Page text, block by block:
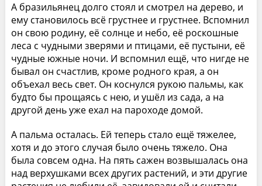
А бразильянец долго стоял и смотрел на дерево, и
ему становилось всё грустнее и грустнее. Вспомнил
он свою родину, её солнце и небо, её роскошные
леса с чудными зверями и птицами, её пустыни, её
чудные южные ночи. И вспомнил ещё, что нигде не
бывал он счастлив, кроме родного края, а он
объехал весь свет. Он коснулся рукою пальмы, как
будто бы прощаясь с нею, и ушёл из сада, а на
другой день уже ехал на пароходе домой.
А пальма осталась. Ей теперь стало ещё тяжелее,
хотя и до этого случая было очень тяжело. Она
была совсем одна. На пять сажен возвышалась она
над верхушками всех других растений, и эти другие